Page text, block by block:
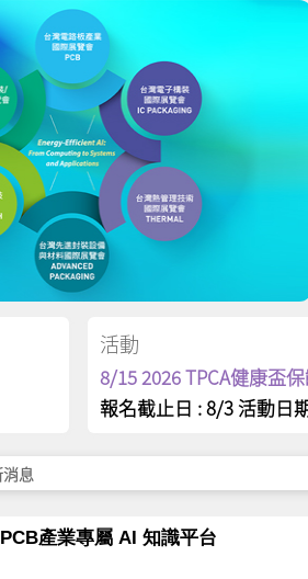
活動
8/15 2026 TPCA健康盃
報名截止日 : 8/3 活動日
息
產業專屬 AI 知識平台